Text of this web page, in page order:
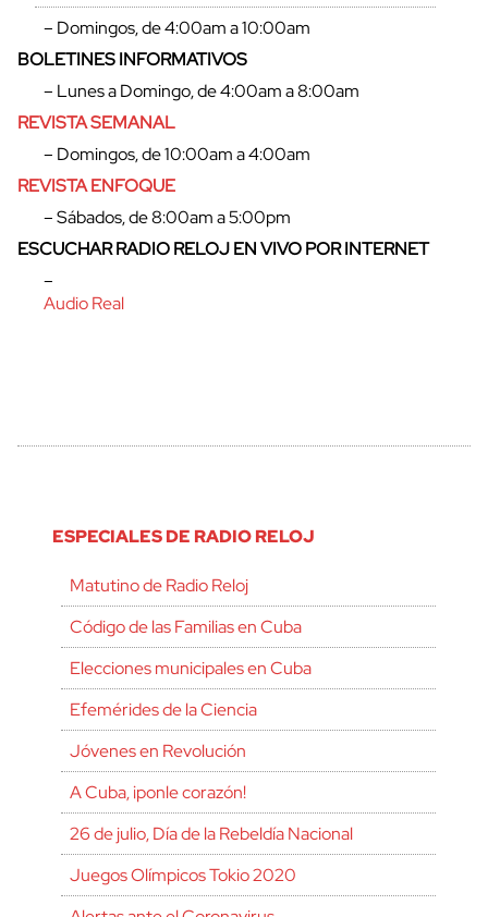
– Domingos, de 4:00am a 10:00am
BOLETINES INFORMATIVOS
– Lunes a Domingo, de 4:00am a 8:00am
REVISTA SEMANAL
– Domingos, de 10:00am a 4:00am
REVISTA ENFOQUE
– Sábados, de 8:00am a 5:00pm
ESCUCHAR RADIO RELOJ EN VIVO POR INTERNET
–
Audio Real
ESPECIALES DE RADIO RELOJ
Matutino de Radio Reloj
Código de las Familias en Cuba
Elecciones municipales en Cuba
Efemérides de la Ciencia
Jóvenes en Revolución
A Cuba, ¡ponle corazón!
26 de julio, Día de la Rebeldía Nacional
Juegos Olímpicos Tokio 2020